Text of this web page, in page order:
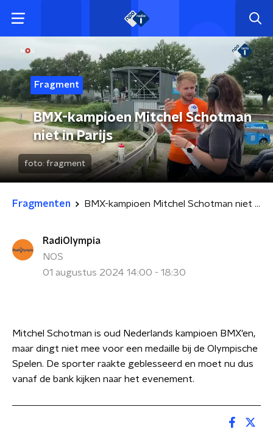
Fragment
BMX-kampioen Mitchel Schotman
niet in Parijs
foto: fragment
Fragmenten BMX-kampioen Mitchel Schotman niet in Parijs
RadiOlympia
NOS
01 augustus 2024 14:00 - 18:30
Mitchel Schotman is oud Nederlands kampioen BMX'en,
maar dingt niet mee voor een medaille bij de Olympische
Spelen. De sporter raakte geblesseerd en moet nu dus
vanaf de bank kijken naar het evenement.